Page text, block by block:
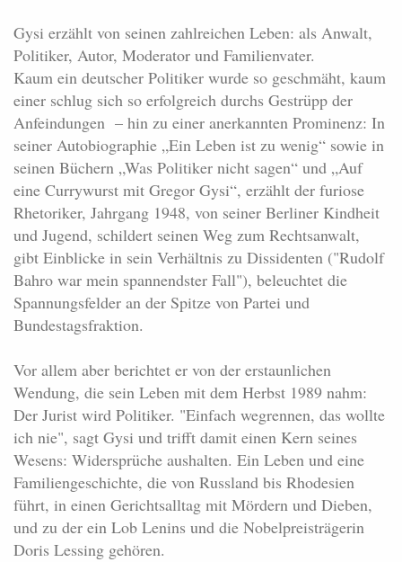
Gysi erzählt von seinen zahlreichen Leben: als Anwalt,
Politiker, Autor, Moderator und Familienvater.
Kaum ein deutscher Politiker wurde so geschmäht, kaum
einer schlug sich so erfolgreich durchs Gestrüpp der
Anfeindungen – hin zu einer anerkannten Prominenz: In
seiner Autobiographie „Ein Leben ist zu wenig“ sowie in
seinen Büchern „Was Politiker nicht sagen“ und „Auf
eine Currywurst mit Gregor Gysi“, erzählt der furiose
Rhetoriker, Jahrgang 1948, von seiner Berliner Kindheit
und Jugend, schildert seinen Weg zum Rechtsanwalt,
gibt Einblicke in sein Verhältnis zu Dissidenten ("Rudolf
Bahro war mein spannendster Fall"), beleuchtet die
Spannungsfelder an der Spitze von Partei und
Bundestagsfraktion.
Vor allem aber berichtet er von der erstaunlichen
Wendung, die sein Leben mit dem Herbst 1989 nahm:
Der Jurist wird Politiker. "Einfach wegrennen, das wollte
ich nie", sagt Gysi und trifft damit einen Kern seines
Wesens: Widersprüche aushalten. Ein Leben und eine
Familiengeschichte, die von Russland bis Rhodesien
führt, in einen Gerichtsalltag mit Mördern und Dieben,
und zu der ein Lob Lenins und die Nobelpreisträgerin
Doris Lessing gehören.